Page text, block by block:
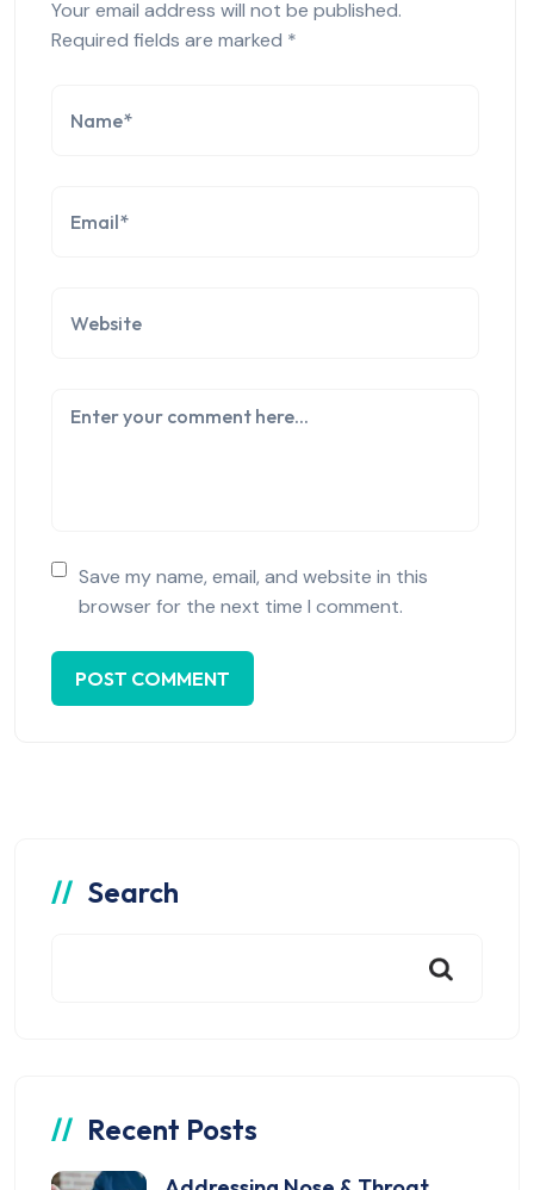
Your email address will not be published.
Required fields are marked *
Save my name, email, and website in this
browser for the next time I comment.
Search
Recent Posts